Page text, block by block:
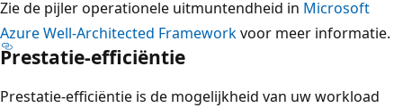
Zie de pijler operationele uitmuntendheid in Microsoft
Azure Well-Architected Frameworkvoor meer informatie.
Prestatie-efficiëntie
Prestatie-efficiëntie is de mogelijkheid van uw workload